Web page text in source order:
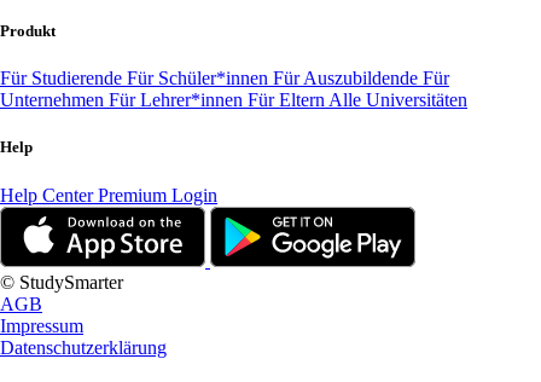
Produkt
Für Studierende Für Schüler*innen Für Auszubildende Für
Unternehmen Für Lehrer*innen Für Eltern Alle Universitäten
Help
Help CenterPremium Login
© StudySmarter
AGB
Impressum
Datenschutzerklärung